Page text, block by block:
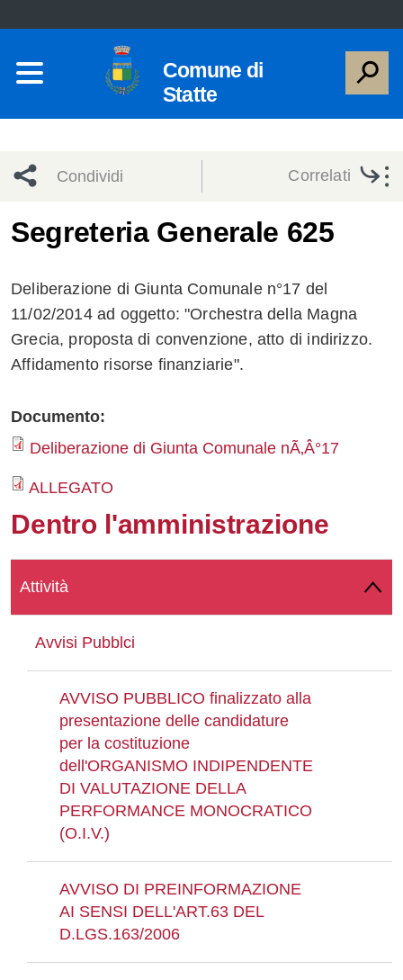
Comune di
Statte
Condividi
network
Condividi
Condividi
Facebook
su
Twitter
Condividi
su
Condividi
Correlati
Segreteria Generale 625
Deliberazione di Giunta Comunale n°17 del
11/02/2014 ad oggetto: "Orchestra della Magna
Grecia, proposta di convenzione, atto di indirizzo.
Affidamento risorse finanziarie".
Documento:
Deliberazione di Giunta Comunale nÃ‚Â°17
ALLEGATO
Dentro l'amministrazione
Attività
Avvisi Pubblci
AVVISO PUBBLICO finalizzato alla
presentazione delle candidature
per la costituzione
dell'ORGANISMO INDIPENDENTE
DI VALUTAZIONE DELLA
PERFORMANCE MONOCRATICO
(O.I.V.)
AVVISO DI PREINFORMAZIONE
AI SENSI DELL'ART.63 DEL
D.LGS.163/2006